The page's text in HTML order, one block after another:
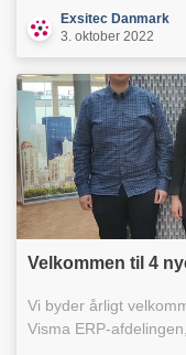
Exsitec Danmark
3. oktober 2022
Velkommen til 4
Vi byder årligt
Visma ERP-